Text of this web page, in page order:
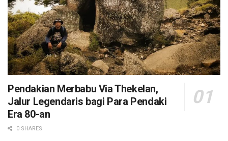
Pendakian Merbabu Via Thekelan,
Jalur Legendaris bagi Para Pendaki
Era 80-an
0 SHARES